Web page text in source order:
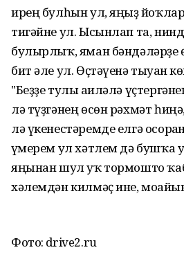
ирең булһын ул, яңғыҙ
тигәйне ул. Ысынлап та,
булырлыҡ, яман бәндәләрҙе
бит әле ул. Өҫтәүенә тыуған
"Беҙҙе тулы ғаиләлә
лә түҙгәнең өсөн рәхмәт
лә үкенестәремде елгә
ғүмерем ул хәтлем дә бушҡа
яңынан шул уҡ тормошто
хәлемдән килмәҫ ине,
Фото: drive2.ru